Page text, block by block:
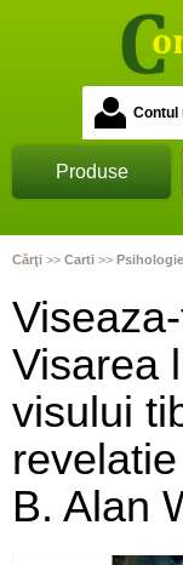
Contul
Produse
Cărţi >> Carti >> Psihologie
Visarea
visului
B. Alan